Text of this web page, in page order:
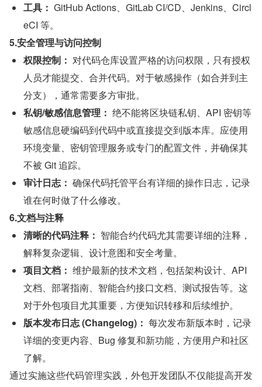
工具： GitHub Actions、GitLab CI/CD、Jenkins、Circl
eCI 等。
5.安全管理与访问控制
权限控制： 对代码仓库设置严格的访问权限，只有授权
人员才能提交、合并代码。对于敏感操作（如合并到主
分支），通常需要多方审批。
私钥/敏感信息管理： 绝不能将区块链私钥、API 密钥等
敏感信息硬编码到代码中或直接提交到版本库。应使用
环境变量、密钥管理服务或专门的配置文件，并确保其
不被 Git 追踪。
审计日志： 确保代码托管平台有详细的操作日志，记录
谁在何时做了什么修改。
6.文档与注释
清晰的代码注释： 智能合约代码尤其需要详细的注释，
解释复杂逻辑、设计意图和安全考量。
项目文档： 维护最新的技术文档，包括架构设计、API
文档、部署指南、智能合约接口文档、测试报告等。这
对于外包项目尤其重要，方便知识转移和后续维护。
版本发布日志 (Changelog)： 每次发布新版本时，记录
详细的变更内容、Bug 修复和新功能，方便用户和社区
了解。
通过实施这些代码管理实践，外包开发团队不仅能提高开发